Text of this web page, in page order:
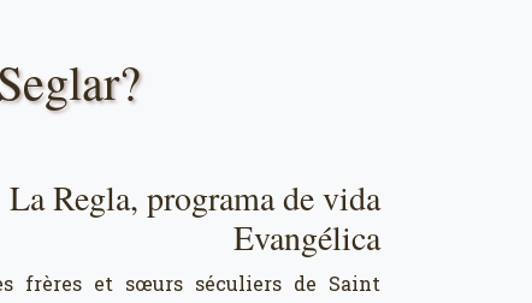
La Regla, programa de vida
Evangélica
frères et sœurs séculiers de Saint